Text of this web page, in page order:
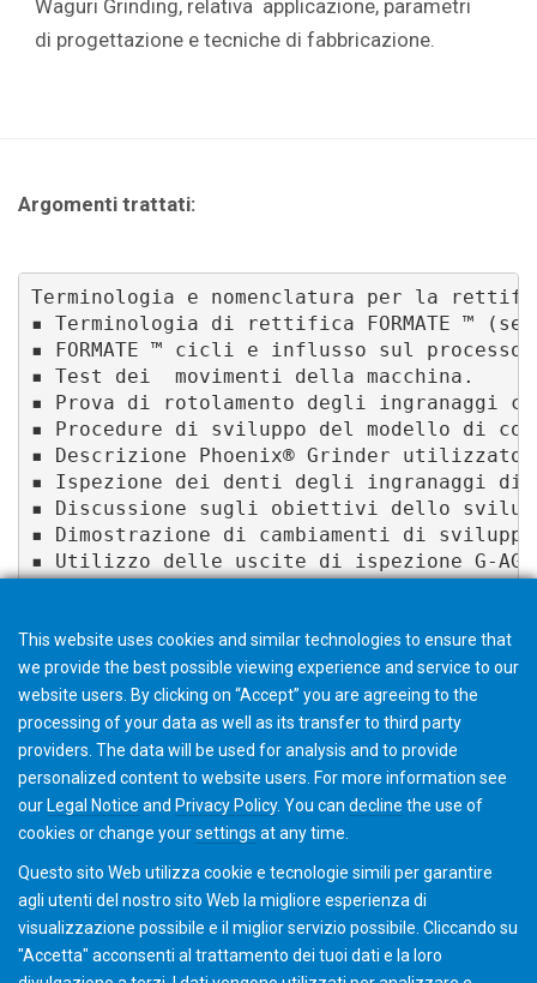
Waguri Grinding, relativa applicazione, parametri
di progettazione e tecniche di fabbricazione.
Argomenti trattati:
Terminologia e nomenclatura per la
▪ Terminologia di rettifica FORMATE ™
▪ FORMATE ™ cicli e influsso sul
▪ Test dei  movimenti della macchina.
▪ Prova di rotolamento degli ingranaggi
▪ Procedure di sviluppo del modello di
▪ Descrizione Phoenix® Grinder utilizzato.
▪ Ispezione dei denti degli ingranaggi di
▪ Discussione sugli obiettivi dello
▪ Dimostrazione di cambiamenti di
▪ Utilizzo delle uscite di ispezione G-
A completamento del corso viene rilasciato un
certificato con esito positivo.
This website uses cookies and similar technologies to ensure that
we provide the best possible viewing experience and service to our
website users. By clicking on “Accept” you are agreeing to the
processing of your data as well as its transfer to third party
providers. The data will be used for analysis and to provide
personalized content to website users. For more information see
our Legal Notice and Privacy Policy. You can decline the use of
cookies or change yoursettings at any time.
Questo sito Web utilizza cookie e tecnologie simili per garantire
agli utenti del nostro sito Web la migliore esperienza di
visualizzazione possibile e il miglior servizio possibile. Cliccando su
"Accetta" acconsenti al ​​trattamento dei tuoi dati e la loro